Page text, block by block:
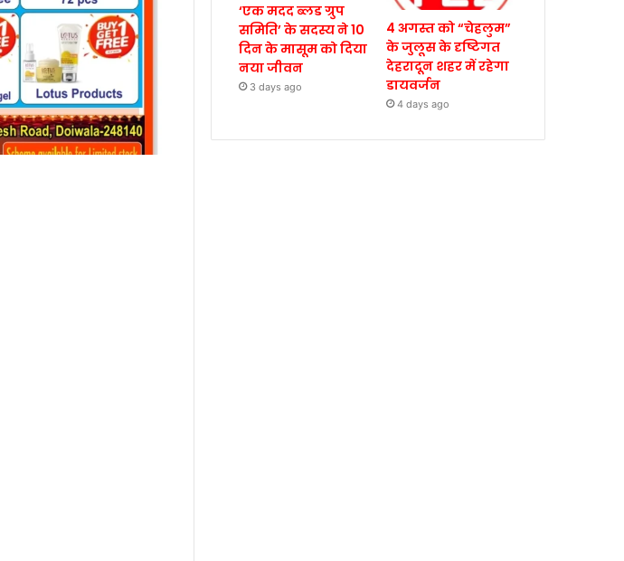
‘एक मदद ब्लड ग्रुप
समिति’ के सदस्य ने 10
दिन के मासूम को दिया
नया जीवन
3 days ago
4 अगस्त को “चेहलुम”
के जुलूस के दृष्टिगत
देहरादून शहर में रहेगा
डायवर्जन
4 days ago